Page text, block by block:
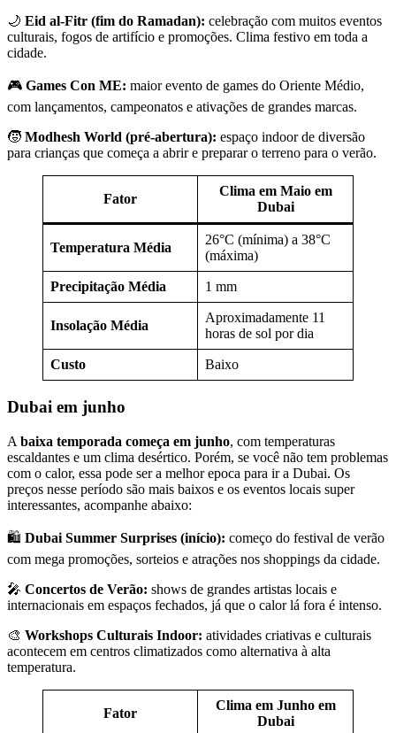
🌙 Eid al-Fitr (fim do Ramadan): celebração com muitos eventos
culturais, fogos de artifício e promoções. Clima festivo em toda a
cidade.
🎮 Games Con ME: maior evento de games do Oriente Médio,
com lançamentos, campeonatos e ativações de grandes marcas.
🧒 Modhesh World (pré-abertura): espaço indoor de diversão
para crianças que começa a abrir e preparar o terreno para o verão.
Fator
Clima em Maio em
Dubai
Temperatura Média
26°C (mínima) a 38°C
(máxima)
Precipitação Média 1 mm
Insolação Média
Aproximadamente 11
horas de sol por dia
Custo Baixo
Dubai em junho
A baixa temporada começa em junho, com temperaturas
escaldantes e um clima desértico. Porém, se você não tem problemas
com o calor, essa pode ser a melhor epoca para ir a Dubai. Os
preços nesse período são mais baixos e os eventos locais super
interessantes, acompanhe abaixo:
🛍️ Dubai Summer Surprises (início): começo do festival de verão
com mega promoções, sorteios e atrações nos shoppings da cidade.
🎤 Concertos de Verão: shows de grandes artistas locais e
internacionais em espaços fechados, já que o calor lá fora é intenso.
🎨 Workshops Culturais Indoor: atividades criativas e culturais
acontecem em centros climatizados como alternativa à alta
temperatura.
Fator
Clima em Junho em
Dubai